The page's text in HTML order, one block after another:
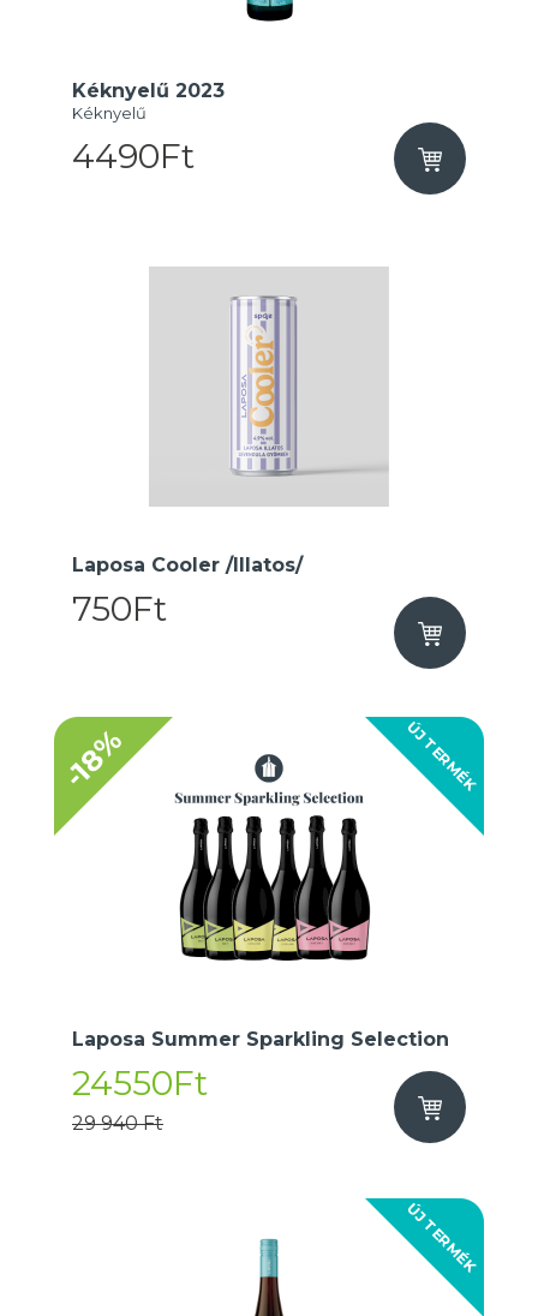
Kéknyelű 2023
Kéknyelű
4490Ft
Laposa Cooler /Illatos/
750Ft
ÚJ TERMÉK
-18%
Laposa Summer Sparkling Selection
24550Ft
29 940 Ft
ÚJ TERMÉK